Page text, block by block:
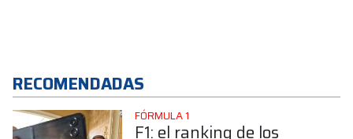
RECOMENDADAS
FÓRMULA 1
F1: el ranking de los